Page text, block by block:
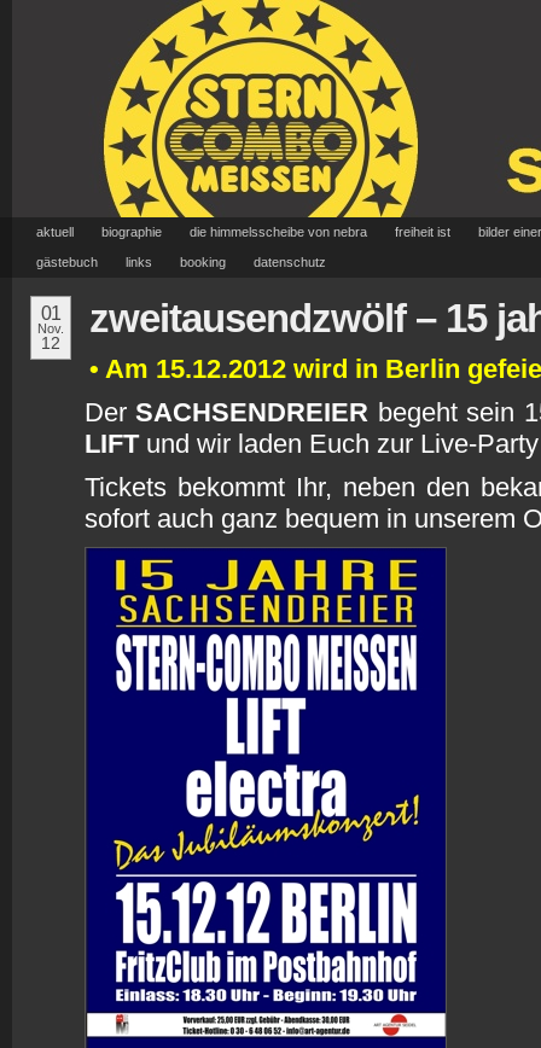
aktuell biographie die himmelsscheibe von nebra freiheit ist bilder
gästebuch links booking datenschutz
01
Nov.
12
zweitausendzwölf – 15
• Am 15.12.2012 wird in Berlin
DerSACHSENDREIER begeht sein
LIFTund wir laden Euch zur Live-
Tickets bekommt Ihr, neben den
sofort auch ganz bequem in unserem